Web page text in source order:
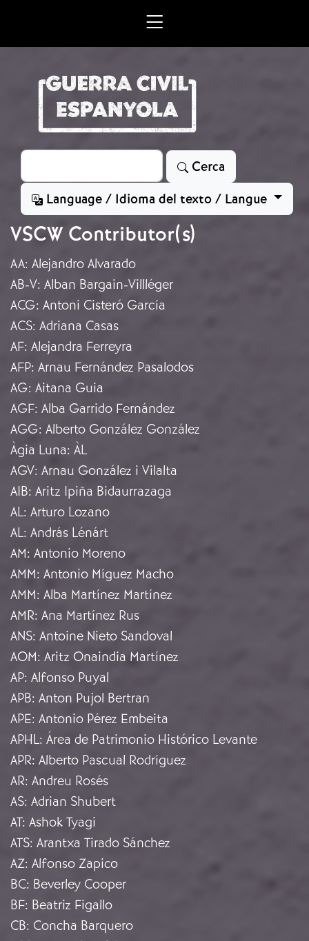
Cerca
Cerca
Language / Idioma del texto / Langue
VSCW Contributor(s)
AA: Alejandro Alvarado
AB-V: Alban Bargain-Villléger
ACG: Antoni Cisteró García
ACS: Adriana Casas
AF: Alejandra Ferreyra
AFP: Arnau Fernández Pasalodos
AG: Aitana Guia
AGF: Alba Garrido Fernández
AGG: Alberto González González
Àgia Luna: ÀL
AGV: Arnau González i Vilalta
AIB: Aritz Ipiña Bidaurrazaga
AL: Arturo Lozano
AL: András Lénárt
AM: Antonio Moreno
AMM: Antonio Míguez Macho
AMM: Alba Martínez Martínez
AMR: Ana Martínez Rus
ANS: Antoine Nieto Sandoval
AOM: Aritz Onaindia Martínez
AP: Alfonso Puyal
APB: Anton Pujol Bertran
APE: Antonio Pérez Embeita
APHL: Área de Patrimonio Histórico Levante
APR: Alberto Pascual Rodríguez
AR: Andreu Rosés
AS: Adrian Shubert
AT: Ashok Tyagi
ATS: Arantxa Tirado Sánchez
AZ: Alfonso Zapico
BC: Beverley Cooper
BF: Beatriz Figallo
CB: Concha Barquero